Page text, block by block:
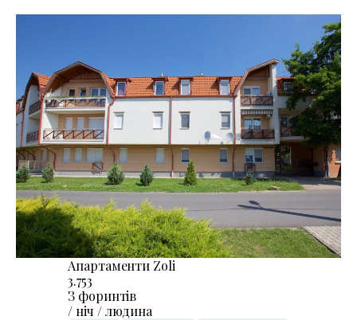
Апартаменти Zoli
3.753
З форинтів
/ ніч / людина